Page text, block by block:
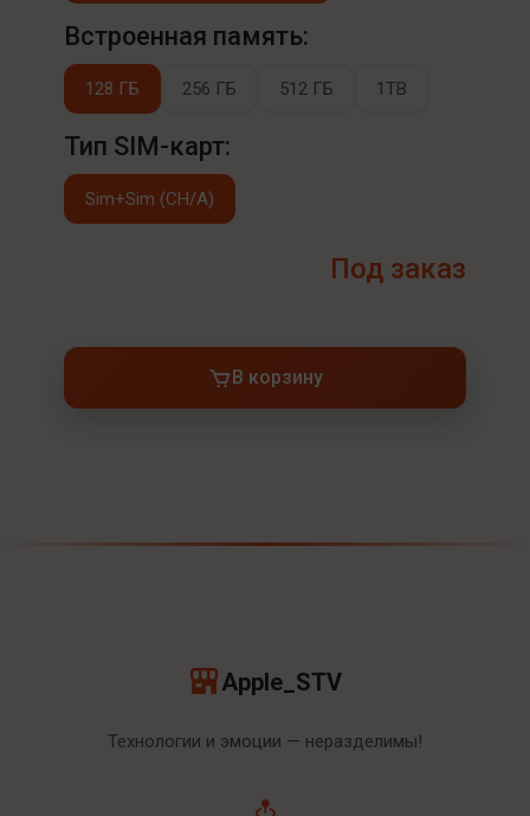
Встроенная память:
128 ГБ 256 ГБ 512 ГБ 1TB
Тип SIM-карт:
Sim+Sim (CH/A)
Под заказ
В корзину
Apple_STV
Технологии и эмоции — неразделимы!